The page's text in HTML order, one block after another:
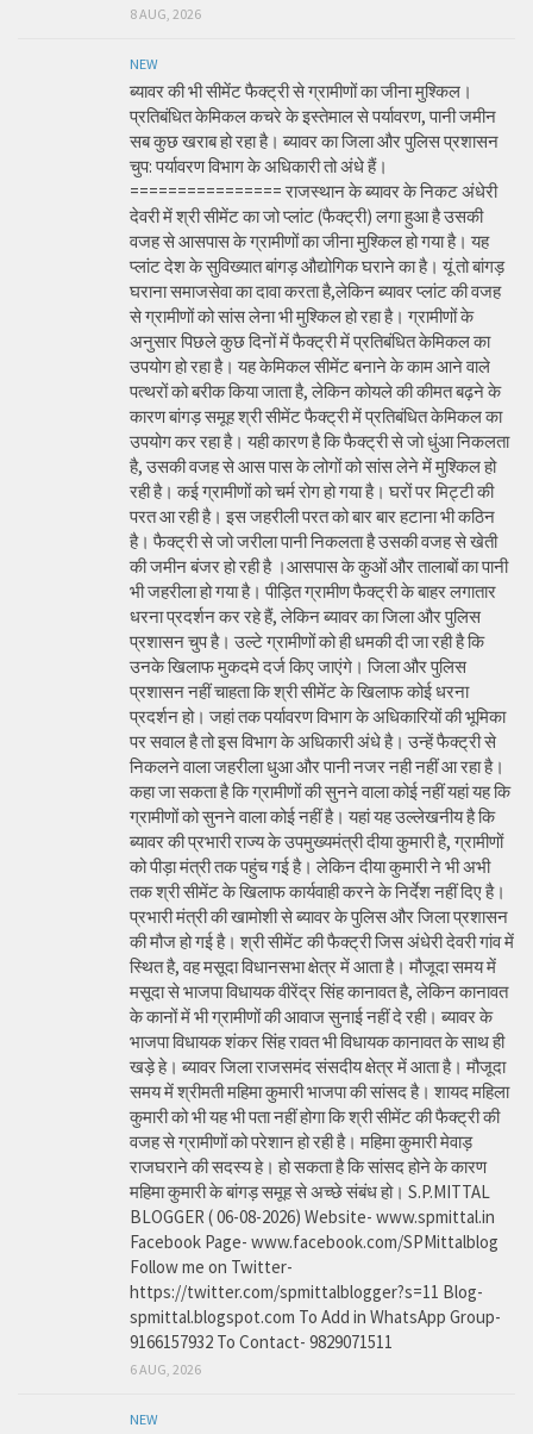
8 AUG, 2026
NEW
ब्यावर की भी सीमेंट फैक्ट्री से ग्रामीणों का जीना मुश्किल।
प्रतिबंधित केमिकल कचरे के इस्तेमाल से पर्यावरण, पानी जमीन
सब कुछ खराब हो रहा है। ब्यावर का जिला और पुलिस प्रशासन
चुप: पर्यावरण विभाग के अधिकारी तो अंधे हैं।
================ राजस्थान के ब्यावर के निकट अंधेरी
देवरी में श्री सीमेंट का जो प्लांट (फैक्ट्री) लगा हुआ है उसकी
वजह से आसपास के ग्रामीणों का जीना मुश्किल हो गया है। यह
प्लांट देश के सुविख्यात बांगड़ औद्योगिक घराने का है। यूं तो बांगड़
घराना समाजसेवा का दावा करता है,लेकिन ब्यावर प्लांट की वजह
से ग्रामीणों को सांस लेना भी मुश्किल हो रहा है। ग्रामीणों के
अनुसार पिछले कुछ दिनों में फैक्ट्री में प्रतिबंधित केमिकल का
उपयोग हो रहा है। यह केमिकल सीमेंट बनाने के काम आने वाले
पत्थरों को बरीक किया जाता है, लेकिन कोयले की कीमत बढ़ने के
कारण बांगड़ समूह श्री सीमेंट फैक्ट्री में प्रतिबंधित केमिकल का
उपयोग कर रहा है। यही कारण है कि फैक्ट्री से जो धुंआ निकलता
है, उसकी वजह से आस पास के लोगों को सांस लेने में मुश्किल हो
रही है। कई ग्रामीणों को चर्म रोग हो गया है। घरों पर मिट्टी की
परत आ रही है। इस जहरीली परत को बार बार हटाना भी कठिन
है। फैक्ट्री से जो जरीला पानी निकलता है उसकी वजह से खेती
की जमीन बंजर हो रही है ।आसपास के कुओं और तालाबों का पानी
भी जहरीला हो गया है। पीड़ित ग्रामीण फैक्ट्री के बाहर लगातार
धरना प्रदर्शन कर रहे हैं, लेकिन ब्यावर का जिला और पुलिस
प्रशासन चुप है। उल्टे ग्रामीणों को ही धमकी दी जा रही है कि
उनके खिलाफ मुकदमे दर्ज किए जाएंगे। जिला और पुलिस
प्रशासन नहीं चाहता कि श्री सीमेंट के खिलाफ कोई धरना
प्रदर्शन हो। जहां तक पर्यावरण विभाग के अधिकारियों की भूमिका
पर सवाल है तो इस विभाग के अधिकारी अंधे है। उन्हें फैक्ट्री से
निकलने वाला जहरीला धुआ और पानी नजर नही नहीं आ रहा है।
कहा जा सकता है कि ग्रामीणों की सुनने वाला कोई नहीं यहां यह कि
ग्रामीणों को सुनने वाला कोई नहीं है। यहां यह उल्लेखनीय है कि
ब्यावर की प्रभारी राज्य के उपमुख्यमंत्री दीया कुमारी है, ग्रामीणों
को पीड़ा मंत्री तक पहुंच गई है। लेकिन दीया कुमारी ने भी अभी
तक श्री सीमेंट के खिलाफ कार्यवाही करने के निर्देश नहीं दिए है।
प्रभारी मंत्री की खामोशी से ब्यावर के पुलिस और जिला प्रशासन
की मौज हो गई है। श्री सीमेंट की फैक्ट्री जिस अंधेरी देवरी गांव में
स्थित है, वह मसूदा विधानसभा क्षेत्र में आता है। मौजूदा समय में
मसूदा से भाजपा विधायक वीरेंद्र सिंह कानावत है, लेकिन कानावत
के कानों में भी ग्रामीणों की आवाज सुनाई नहीं दे रही। ब्यावर के
भाजपा विधायक शंकर सिंह रावत भी विधायक कानावत के साथ ही
खड़े हे। ब्यावर जिला राजसमंद संसदीय क्षेत्र में आता है। मौजूदा
समय में श्रीमती महिमा कुमारी भाजपा की सांसद है। शायद महिला
कुमारी को भी यह भी पता नहीं होगा कि श्री सीमेंट की फैक्ट्री की
वजह से ग्रामीणों को परेशान हो रही है। महिमा कुमारी मेवाड़
राजघराने की सदस्य हे। हो सकता है कि सांसद होने के कारण
महिमा कुमारी के बांगड़ समूह से अच्छे संबंध हो। S.P.MITTAL
BLOGGER ( 06-08-2026) Website- www.spmittal.in
Facebook Page- www.facebook.com/SPMittalblog
Follow me on Twitter-
https://twitter.com/spmittalblogger?s=11 Blog-
spmittal.blogspot.com To Add in WhatsApp Group-
9166157932 To Contact- 9829071511
6 AUG, 2026
NEW